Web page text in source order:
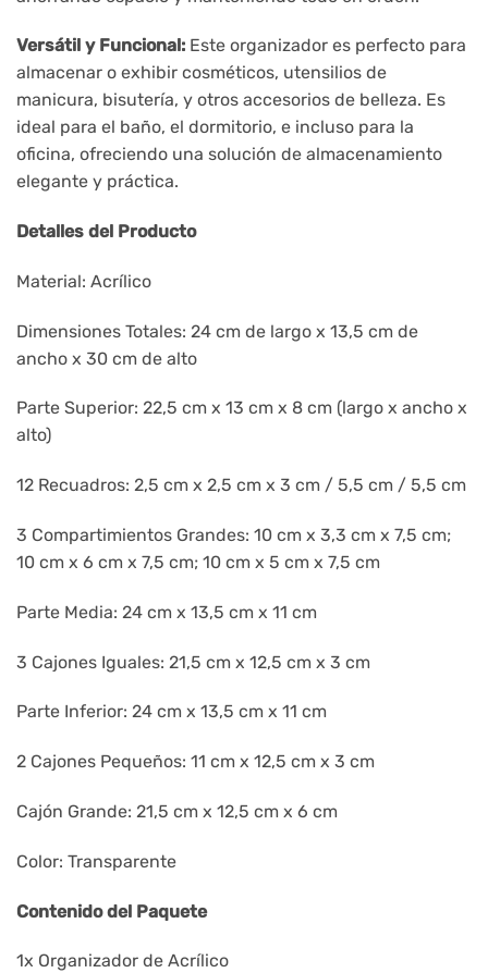
Versátil y Funcional: Este organizador es perfecto para
almacenar o exhibir cosméticos, utensilios de
manicura, bisutería, y otros accesorios de belleza. Es
ideal para el baño, el dormitorio, e incluso para la
oficina, ofreciendo una solución de almacenamiento
elegante y práctica.
Detalles del Producto
Material: Acrílico
Dimensiones Totales: 24 cm de largo x 13,5 cm de
ancho x 30 cm de alto
Parte Superior: 22,5 cm x 13 cm x 8 cm (largo x ancho x
alto)
12 Recuadros: 2,5 cm x 2,5 cm x 3 cm / 5,5 cm / 5,5 cm
3 Compartimientos Grandes: 10 cm x 3,3 cm x 7,5 cm;
10 cm x 6 cm x 7,5 cm; 10 cm x 5 cm x 7,5 cm
Parte Media: 24 cm x 13,5 cm x 11 cm
3 Cajones Iguales: 21,5 cm x 12,5 cm x 3 cm
Parte Inferior: 24 cm x 13,5 cm x 11 cm
2 Cajones Pequeños: 11 cm x 12,5 cm x 3 cm
Cajón Grande: 21,5 cm x 12,5 cm x 6 cm
Color: Transparente
Contenido del Paquete
1x Organizador de Acrílico